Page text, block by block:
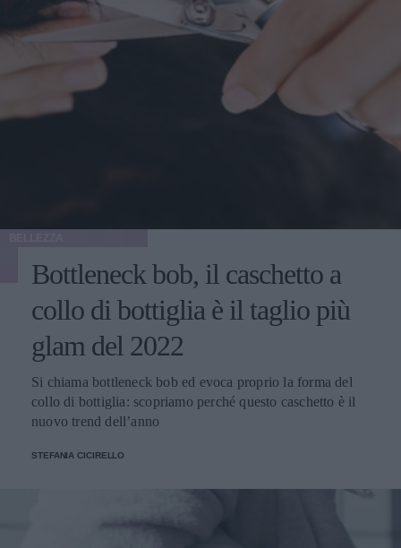
Bottleneck bob, il caschetto a
collo di bottiglia è il taglio più
glam del 2022
Si chiama bottleneck bob ed evoca proprio la forma del
collo di bottiglia: scopriamo perché questo caschetto è il
nuovo trend dell’anno
STEFANIA CICIRELLO